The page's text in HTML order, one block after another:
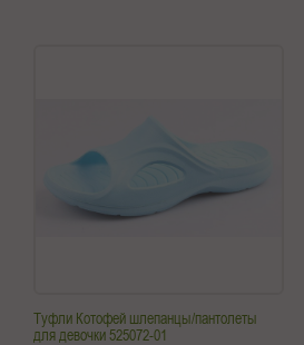
Туфли Котофей шлепанцы/пантолеты
для девочки 525072-01